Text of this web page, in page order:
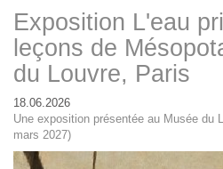
Exposition L'eau
leçons de
du Louvre, Paris
18.06.2026
Une exposition présentée au Musée du
mars 2027)